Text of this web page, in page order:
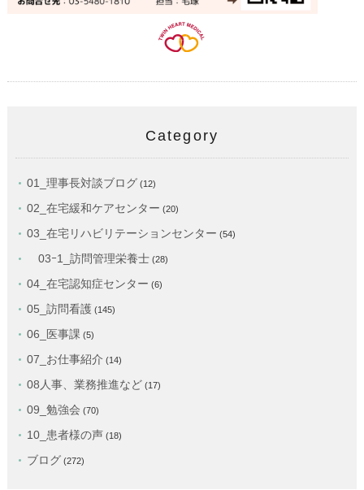
Category
01_理事長対談ブログ (12)
02_在宅緩和ケアセンター (20)
03_在宅リハビリテーションセンター (54)
03ｰ1_訪問管理栄養士(28)
04_在宅認知症センター (6)
05_訪問看護 (145)
06_医事課 (5)
07_お仕事紹介 (14)
08人事、業務推進など(17)
09_勉強会 (70)
10_患者様の声 (18)
ブログ (272)